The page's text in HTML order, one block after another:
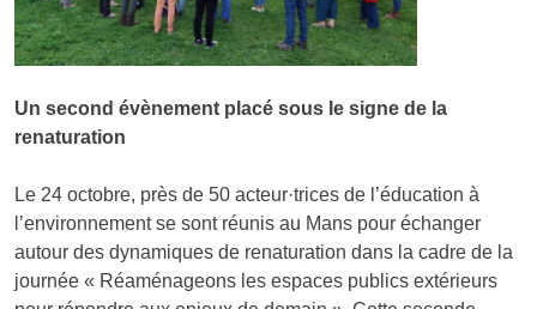
Un second évènement placé sous le signe de la
renaturation
Le 24 octobre, près de 50 acteur·trices de l’éducation à
l’environnement se sont réunis au Mans pour échanger
autour des dynamiques de renaturation dans la cadre de la
journée « Réaménageons les espaces publics extérieurs